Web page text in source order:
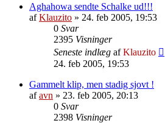
Aghahowa sendte Schalke ud!!!
afKlauzito » 24. feb 2005, 19:53
0 Svar
2395 Visninger
Seneste indlæg afKlauzito
24. feb 2005, 19:53
Gammelt klip, men stadig sjovt !
afavn » 23. feb 2005, 20:13
0 Svar
2398 Visninger